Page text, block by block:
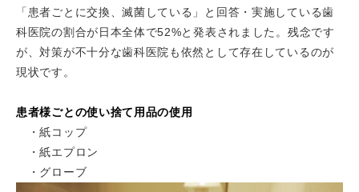
「患者ごとに交換、滅菌している」と回答・実施している歯
科医院の割合が日本全体で52%と発表されました。残念です
が、対策が不十分な歯科医院も依然として存在しているのが
現状です。
患者様ごとの使い捨て用品の使用
・紙コップ
・紙エプロン
・グローブ